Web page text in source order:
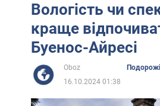
Вологість чи
краще
Буенос-Айресі
Oboz
Подорожі
16.10.2024 01:38